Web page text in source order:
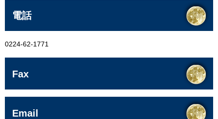
電話
0224-62-1771
Fax
Email